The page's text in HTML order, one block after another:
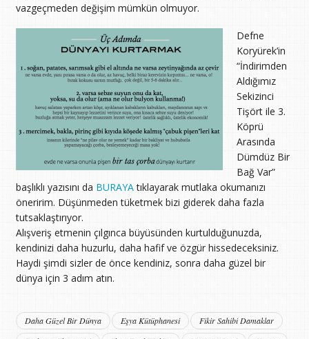
vazgeçmeden değişim mümkün olmuyor.
Defne
Koryürek’in
“İndirimden
Aldığımız
Sekizinci
Tişört ile 3.
Köprü
Arasında
Dümdüz Bir
Bağ Var”
başlıklı yazısını da BURAYAtıklayarak mutlaka okumanızı
öneririm. Düşünmeden tüketmek bizi giderek daha fazla
tutsaklaştırıyor.
Alışveriş etmenin çılgınca büyüsünden kurtulduğunuzda,
kendinizi daha huzurlu, daha hafif ve özgür hissedeceksiniz.
Haydi şimdi sizler de önce kendiniz, sonra daha güzel bir
dünya için 3 adım atın.
Daha Güzel Bir Dünya Eşya Kütüphanesi
Fikir Sahibi Damaklar